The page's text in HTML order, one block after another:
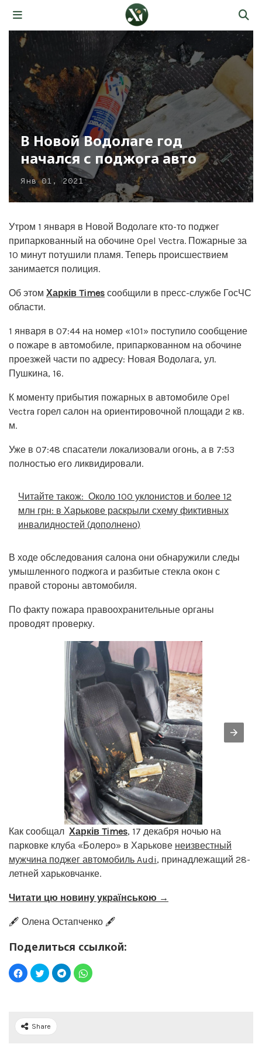
В Новой Водолаге год
начался с поджога авто
Янв 01, 2021
Утром 1 января в Новой Водолаге кто-то поджег
припаркованный на обочине Opel Vectra. Пожарные за
10 минут потушили пламя. Теперь происшествием
занимается полиция.
Об этом Харків Times сообщили в пресс-службе ГосЧС
области.
1 января в 07:44 на номер «101» поступило сообщение
о пожаре в автомобиле, припаркованном на обочине
проезжей части по адресу: Новая Водолага, ул.
Пушкина, 16.
К моменту прибытия пожарных в автомобиле Opel
Vectra горел салон на ориентировочной площади 2 кв.
м.
Уже в 07:48 спасатели локализовали огонь, а в 7:53
полностью его ликвидировали.
Читайте також: Около 100 уклонистов и более 12
млн грн: в Харькове раскрыли схему фиктивных
инвалидностей (дополнено)
В ходе обследования салона они обнаружили следы
умышленного поджога и разбитые стекла окон с
правой стороны автомобиля.
По факту пожара правоохранительные органы
проводят проверку.
Как сообщал Харків Times, 17 декабря ночью на
парковке клуба «Болеро» в Харькове неизвестный
мужчина поджег автомобиль Audi, принадлежащий 28-
летней харьковчанке.
Читати цю новину українською →
🖋️ Олена Остапченко 🖋️
Поделиться ссылкой:
Share